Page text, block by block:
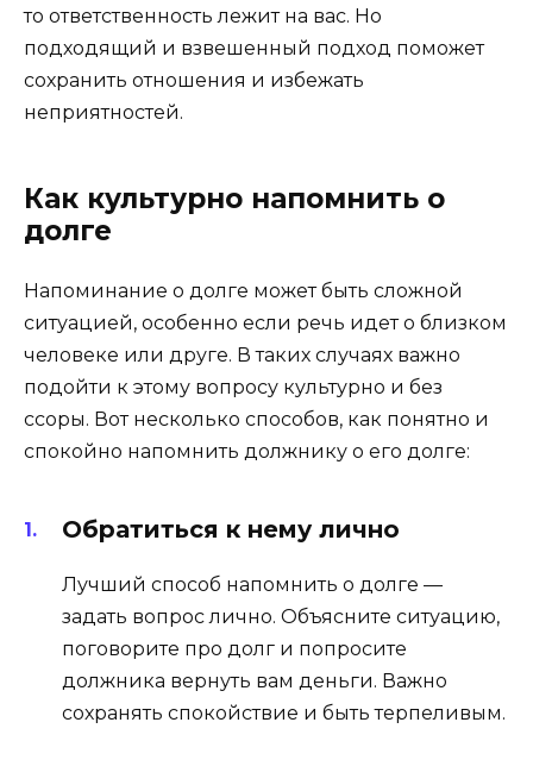
то ответственность лежит на вас. Но
подходящий и взвешенный подход поможет
сохранить отношения и избежать
неприятностей.
Как культурно напомнить о
долге
Напоминание о долге может быть сложной
ситуацией, особенно если речь идет о близком
человеке или друге. В таких случаях важно
подойти к этому вопросу культурно и без
ссоры. Вот несколько способов, как понятно и
спокойно напомнить должнику о его долге:
Обратиться к нему лично
Лучший способ напомнить о долге —
задать вопрос лично. Объясните ситуацию,
поговорите про долг и попросите
должника вернуть вам деньги. Важно
сохранять спокойствие и быть терпеливым.